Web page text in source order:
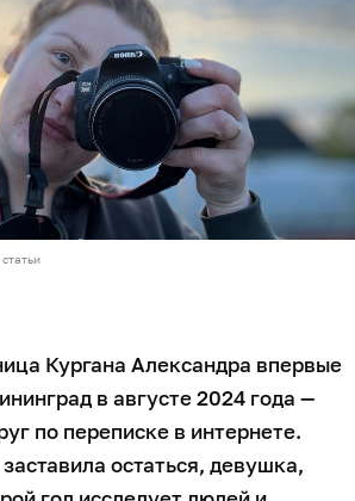
Кургана Александра впервые
в августе 2024 года —
по переписке в интернете.
остаться, девушка,